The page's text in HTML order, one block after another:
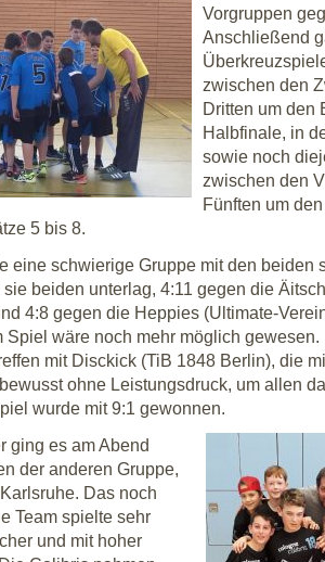
Vorgruppen
Anschließend
zwischen den
Dritten um den
Halbfinale, in
sowie noch
zwischen den
Fünften um
5 bis 8.
eine schwierige Gruppe mit den beiden
beiden unterlag, 4:11 gegen die
4:8 gegen die Heppies (Ultimate-
Spiel wäre noch mehr möglich
mit Disckick (TiB 1848 Berlin), die
ohne Leistungsdruck, um allen
wurde mit 9:1 gewonnen.
ging es am Abend
der anderen Gruppe,
Das noch
Team spielte sehr
und mit hoher